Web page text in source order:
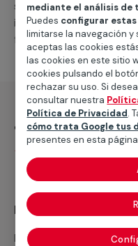
suministro de los
intervenciones a
falta para completar tu
¿Qué incluye?
Recuerda que en
Podemos ofrecer
mediante el análisis de
Puedes configurar
limitarse la navegación y
aceptas las cookies
las cookies en este sitio
cookies pulsando el
rechazar su uso. Si
consultar nuestra
Política de Privacidad.
cómo trata Google tus
presentes en esta